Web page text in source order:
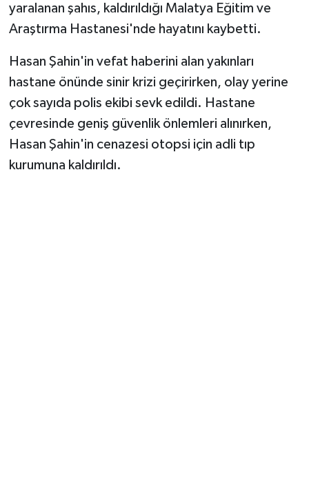
yaralanan şahıs, kaldırıldığı Malatya Eğitim ve
Araştırma Hastanesi'nde hayatını kaybetti.
Hasan Şahin'in vefat haberini alan yakınları
hastane önünde sinir krizi geçirirken, olay yerine
çok sayıda polis ekibi sevk edildi. Hastane
çevresinde geniş güvenlik önlemleri alınırken,
Hasan Şahin'in cenazesi otopsi için adli tıp
kurumuna kaldırıldı.